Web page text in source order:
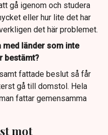
gå igenom och studera
eller hur lite det har
det här problemet.
med länder som inte
bestämt?
fattade beslut så får
gå till domstol. Hela
fattar gemensamma
mot